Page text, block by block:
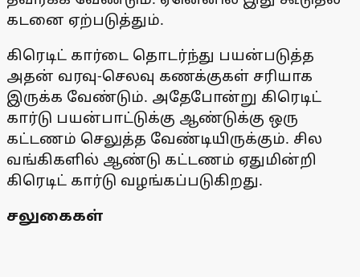
கடனை ஏற்படுத்தும்.
கிரெடிட் கார்டை தொடர்ந்து பயன்படுத்த
அதன் வரவு-செலவு கணக்குகள் சரியாக
இருக்க வேண்டும். அதேபோன்று கிரெடிட்
கார்டு பயன்பாட்டுக்கு ஆண்டுக்கு ஒரு
கட்டணம் செலுத்த வேண்டியிருக்கும். சில
வங்கிகளில் ஆண்டு கட்டணம் ஏதுமின்றி
கிரெடிட் கார்டு வழங்கப்படுகிறது.
சலுகைகள்